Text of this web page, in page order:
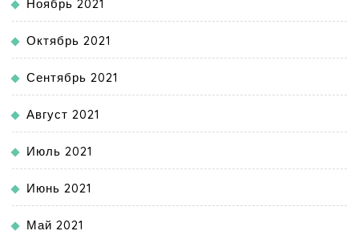
Ноябрь 2021
Октябрь 2021
Сентябрь 2021
Август 2021
Июль 2021
Июнь 2021
Май 2021